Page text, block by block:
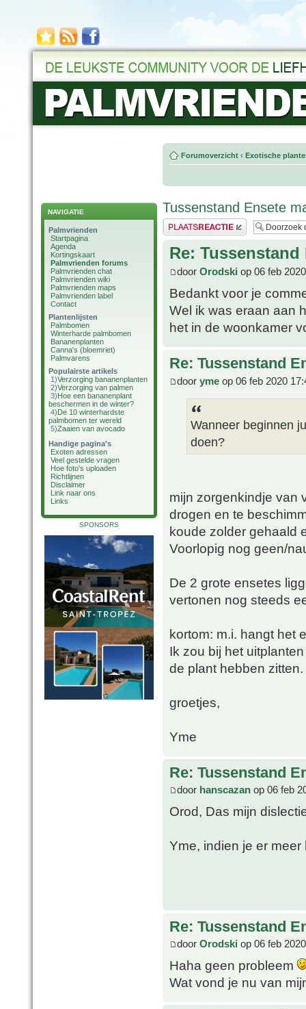
NAVIGATIE
Palmvrienden
Startpagina
Agenda
Kortingskaart
Palmvrienden forums
Palmvrienden chat
Palmvrienden wiki
Palmvrienden maps
Palmvrienden label
Contact
Plantenlijsten
Palmbomen
Winterharde palmbomen
Bananenplanten
Canna's (bloemriet)
Palmvarens
Populairste artikels
1)Verzorging bananenplanten
2)Verzorging van palmen
3)Hoe een bananenplant
beschermen in de winter?
4)De 10 winterhardste
palmbomen ter wereld
5)Zaaien van avocado
Handige pagina's
Exoten adressen
Veel gestelde vragen
Hoe foto's uploaden
Richtlijnen
Disclaimer
Link naar ons
Links
SPONSORS
Forumoverzicht ‹ Exotische
Tussenstand Ensete
Plaats een reactie
Re:
door Orodski op 06 feb
Bedankt voor je
Wel ik was eraan aan
het in de woonkamer
Re: Tussenstand
door yme op 06 feb 2020
Wanneer beginnen
doen?
mijn zorgenkindje van
drogen en te
koude zolder gehaald
Voorlopig nog geen/
De 2 grote ensetes
vertonen nog steeds
kortom: m.i. hangt het
Ik zou bij het
de plant hebben zitten.
groetjes,
Yme
Re: Tussenstand
door hanscazan op 06 feb
Orod, Das mijn
Yme, indien je er
Re: Tussenstand
door Orodski op 06 feb
Haha geen probleem
Wat vond je nu van